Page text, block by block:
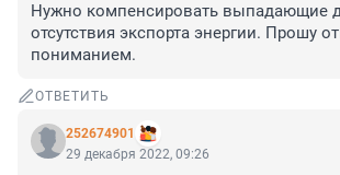
Нужно компенсировать выпадающие
отсутствия экспорта энергии. Прошу
пониманием.
ОТВЕТИТЬ
252674901
29 декабря 2022, 09:26